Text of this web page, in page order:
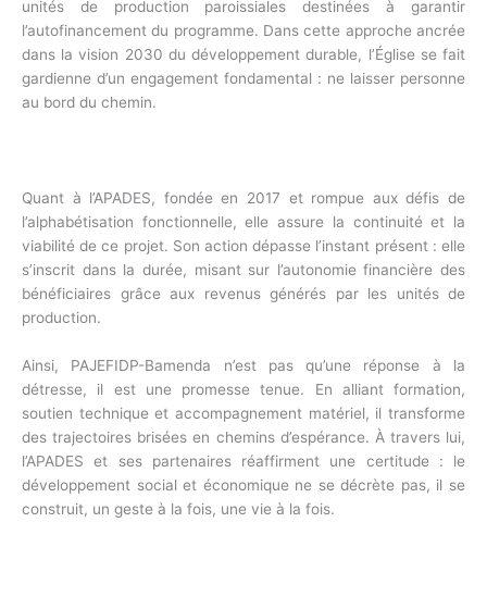
unités de production paroissiales destinées à garantir
l’autofinancement du programme. Dans cette approche ancrée
dans la vision 2030 du développement durable, l’Église se fait
gardienne d’un engagement fondamental : ne laisser personne
au bord du chemin.
Quant à l’APADES, fondée en 2017 et rompue aux défis de
l’alphabétisation fonctionnelle, elle assure la continuité et la
viabilité de ce projet. Son action dépasse l’instant présent : elle
s’inscrit dans la durée, misant sur l’autonomie financière des
bénéficiaires grâce aux revenus générés par les unités de
production.
Ainsi, PAJEFIDP-Bamenda n’est pas qu’une réponse à la
détresse, il est une promesse tenue. En alliant formation,
soutien technique et accompagnement matériel, il transforme
des trajectoires brisées en chemins d’espérance. À travers lui,
l’APADES et ses partenaires réaffirment une certitude : le
développement social et économique ne se décrète pas, il se
construit, un geste à la fois, une vie à la fois.